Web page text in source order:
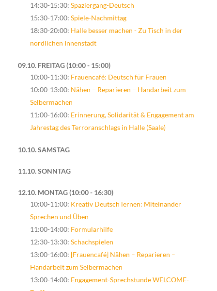
14:30-15:30: Spaziergang-Deutsch
15:30-17:00: Spiele-Nachmittag
18:30-20:00: Halle besser machen - Zu Tisch in der
nördlichen Innenstadt
09.10. FREITAG 10:00 - 15:00
10:00-11:30: Frauencafé: Deutsch für Frauen
10:00-13:00: Nähen – Reparieren – Handarbeit zum
Selbermachen
11:00-16:00: Erinnerung, Solidarität & Engagement am
Jahrestag des Terroranschlags in Halle (Saale)
10.10. SAMSTAG
11.10. SONNTAG
12.10. MONTAG 10:00 - 16:30
10:00-11:00: Kreativ Deutsch lernen: Miteinander
Sprechen und Üben
11:00-14:00: Formularhilfe
12:30-13:30: Schachspielen
13:00-16:00: [Frauencafé] Nähen – Reparieren –
Handarbeit zum Selbermachen
13:00-14:00: Engagement-Sprechstunde WELCOME-